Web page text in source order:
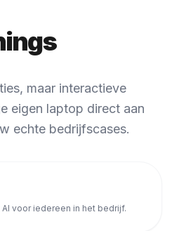
maar interactieve
eigen laptop direct aan
echte bedrijfscases.
voor iedereen in het bedrijf.